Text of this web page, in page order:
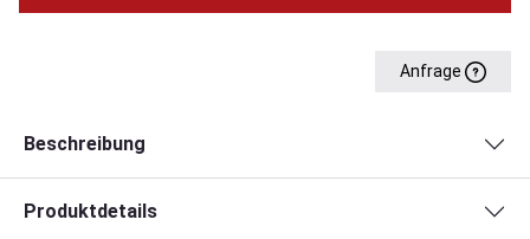
Anfrage
Beschreibung
Produktdetails